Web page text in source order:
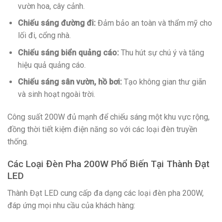
vườn hoa, cây cảnh.
Chiếu sáng đường đi:Đảm bảo an toàn và thẩm mỹ cho
lối đi, cổng nhà.
Chiếu sáng biển quảng cáo:Thu hút sự chú ý và tăng
hiệu quả quảng cáo.
Chiếu sáng sân vườn, hồ bơi:Tạo không gian thư giãn
và sinh hoạt ngoài trời.
Công suất 200W đủ mạnh để chiếu sáng một khu vực rộng,
đồng thời tiết kiệm điện năng so với các loại đèn truyền
thống.
Các Loại Đèn Pha 200W Phổ Biến Tại Thành Đạt
LED
Thành Đạt LED cung cấp đa dạng các loại đèn pha 200W,
đáp ứng mọi nhu cầu của khách hàng: